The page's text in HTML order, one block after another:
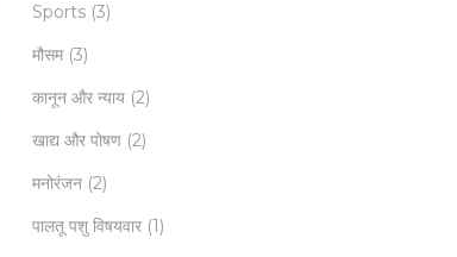
Sports (3)
मौसम (3)
कानून और न्याय (2)
खाद्य और पोषण (2)
मनोरंजन (2)
पालतू पशु विषयवार (1)